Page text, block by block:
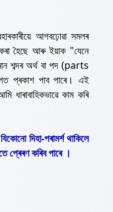
আগবঢ়োৱা সমলৰ
হৈছে আৰু ইয়াক "যেনে
শব্দৰ অৰ্থ বা পদ (parts
প্ৰকাশ পাব পাৰে। এই
কাম কৰি
দিহা-পৰামৰ্শ থাকিলে
প্ৰেৰণ কৰিব পাৰে ।